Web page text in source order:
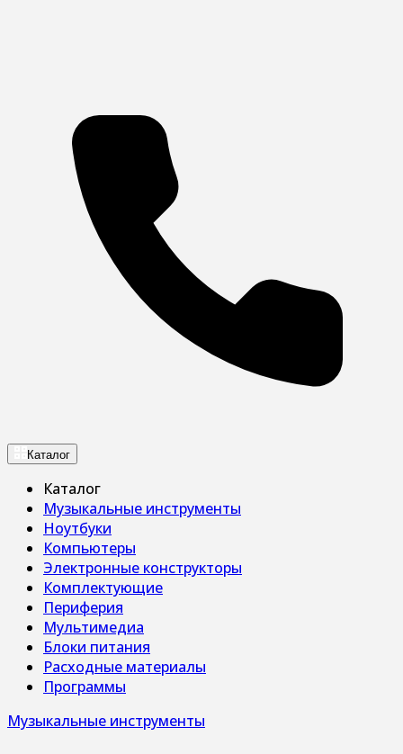
Каталог
Каталог
Музыкальные инструменты
Ноутбуки
Компьютеры
Электронные конструкторы
Комплектующие
Периферия
Мультимедиа
Блоки питания
Расходные материалы
Программы
Музыкальные инструменты